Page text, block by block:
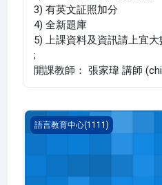
3) 有英文証照加分
4) 全新題庫
5) 上課資料及資訊請上宜大
;
開課教師： 張家瑋 講師
韓語 一(1111_G5LC010006B)
語言教育中心(1111)